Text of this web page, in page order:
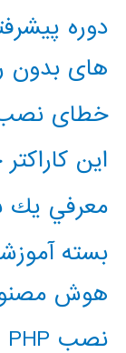
دوره
های بدون
خطای نصب
این کاراکتر
معرفي يك
بسته
هوش
نصب PHP و composer در ویندوز 10